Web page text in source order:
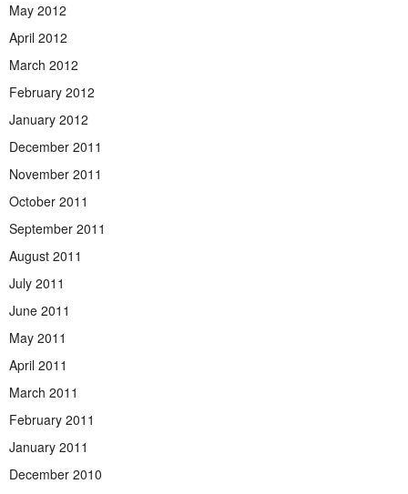
May 2012
April 2012
March 2012
February 2012
January 2012
December 2011
November 2011
October 2011
September 2011
August 2011
July 2011
June 2011
May 2011
April 2011
March 2011
February 2011
January 2011
December 2010